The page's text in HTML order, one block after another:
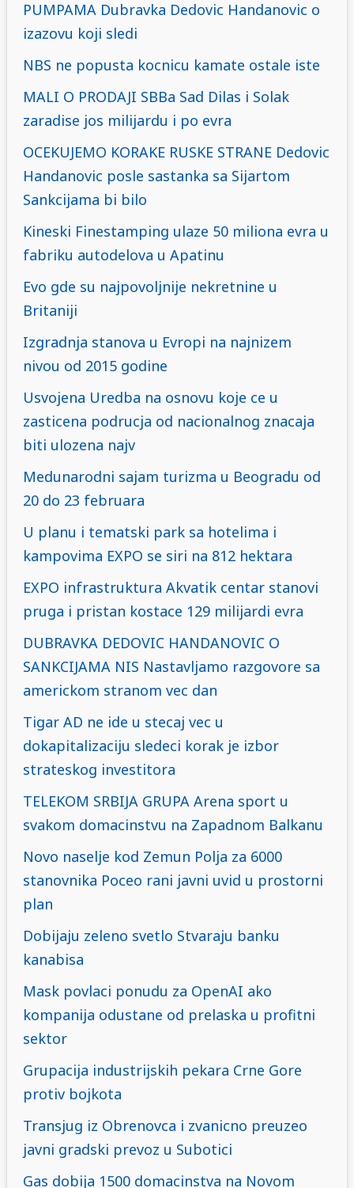
PUMPAMA Dubravka Dedovic Handanovic o
izazovu koji sledi
NBS ne popusta kocnicu kamate ostale iste
MALI O PRODAJI SBBa Sad Dilas i Solak
zaradise jos milijardu i po evra
OCEKUJEMO KORAKE RUSKE STRANE Dedovic
Handanovic posle sastanka sa Sijartom
Sankcijama bi bilo
Kineski Finestamping ulaze 50 miliona evra u
fabriku autodelova u Apatinu
Evo gde su najpovoljnije nekretnine u
Britaniji
Izgradnja stanova u Evropi na najnizem
nivou od 2015 godine
Usvojena Uredba na osnovu koje ce u
zasticena podrucja od nacionalnog znacaja
biti ulozena najv
Medunarodni sajam turizma u Beogradu od
20 do 23 februara
U planu i tematski park sa hotelima i
kampovima EXPO se siri na 812 hektara
EXPO infrastruktura Akvatik centar stanovi
pruga i pristan kostace 129 milijardi evra
DUBRAVKA DEDOVIC HANDANOVIC O
SANKCIJAMA NIS Nastavljamo razgovore sa
americkom stranom vec dan
Tigar AD ne ide u stecaj vec u
dokapitalizaciju sledeci korak je izbor
strateskog investitora
TELEKOM SRBIJA GRUPA Arena sport u
svakom domacinstvu na Zapadnom Balkanu
Novo naselje kod Zemun Polja za 6000
stanovnika Poceo rani javni uvid u prostorni
plan
Dobijaju zeleno svetlo Stvaraju banku
kanabisa
Mask povlaci ponudu za OpenAI ako
kompanija odustane od prelaska u profitni
sektor
Grupacija industrijskih pekara Crne Gore
protiv bojkota
Transjug iz Obrenovca i zvanicno preuzeo
javni gradski prevoz u Subotici
Gas dobija 1500 domacinstva na Novom